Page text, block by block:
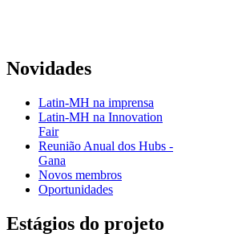
Novidades
Latin-MH na imprensa
Latin-MH na Innovation
Fair
Reunião Anual dos Hubs -
Gana
Novos membros
Oportunidades
Estágios do projeto